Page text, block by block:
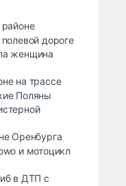
дороге
женщина
на трассе
Поляны
Оренбурга
и мотоцикл
в ДТП с